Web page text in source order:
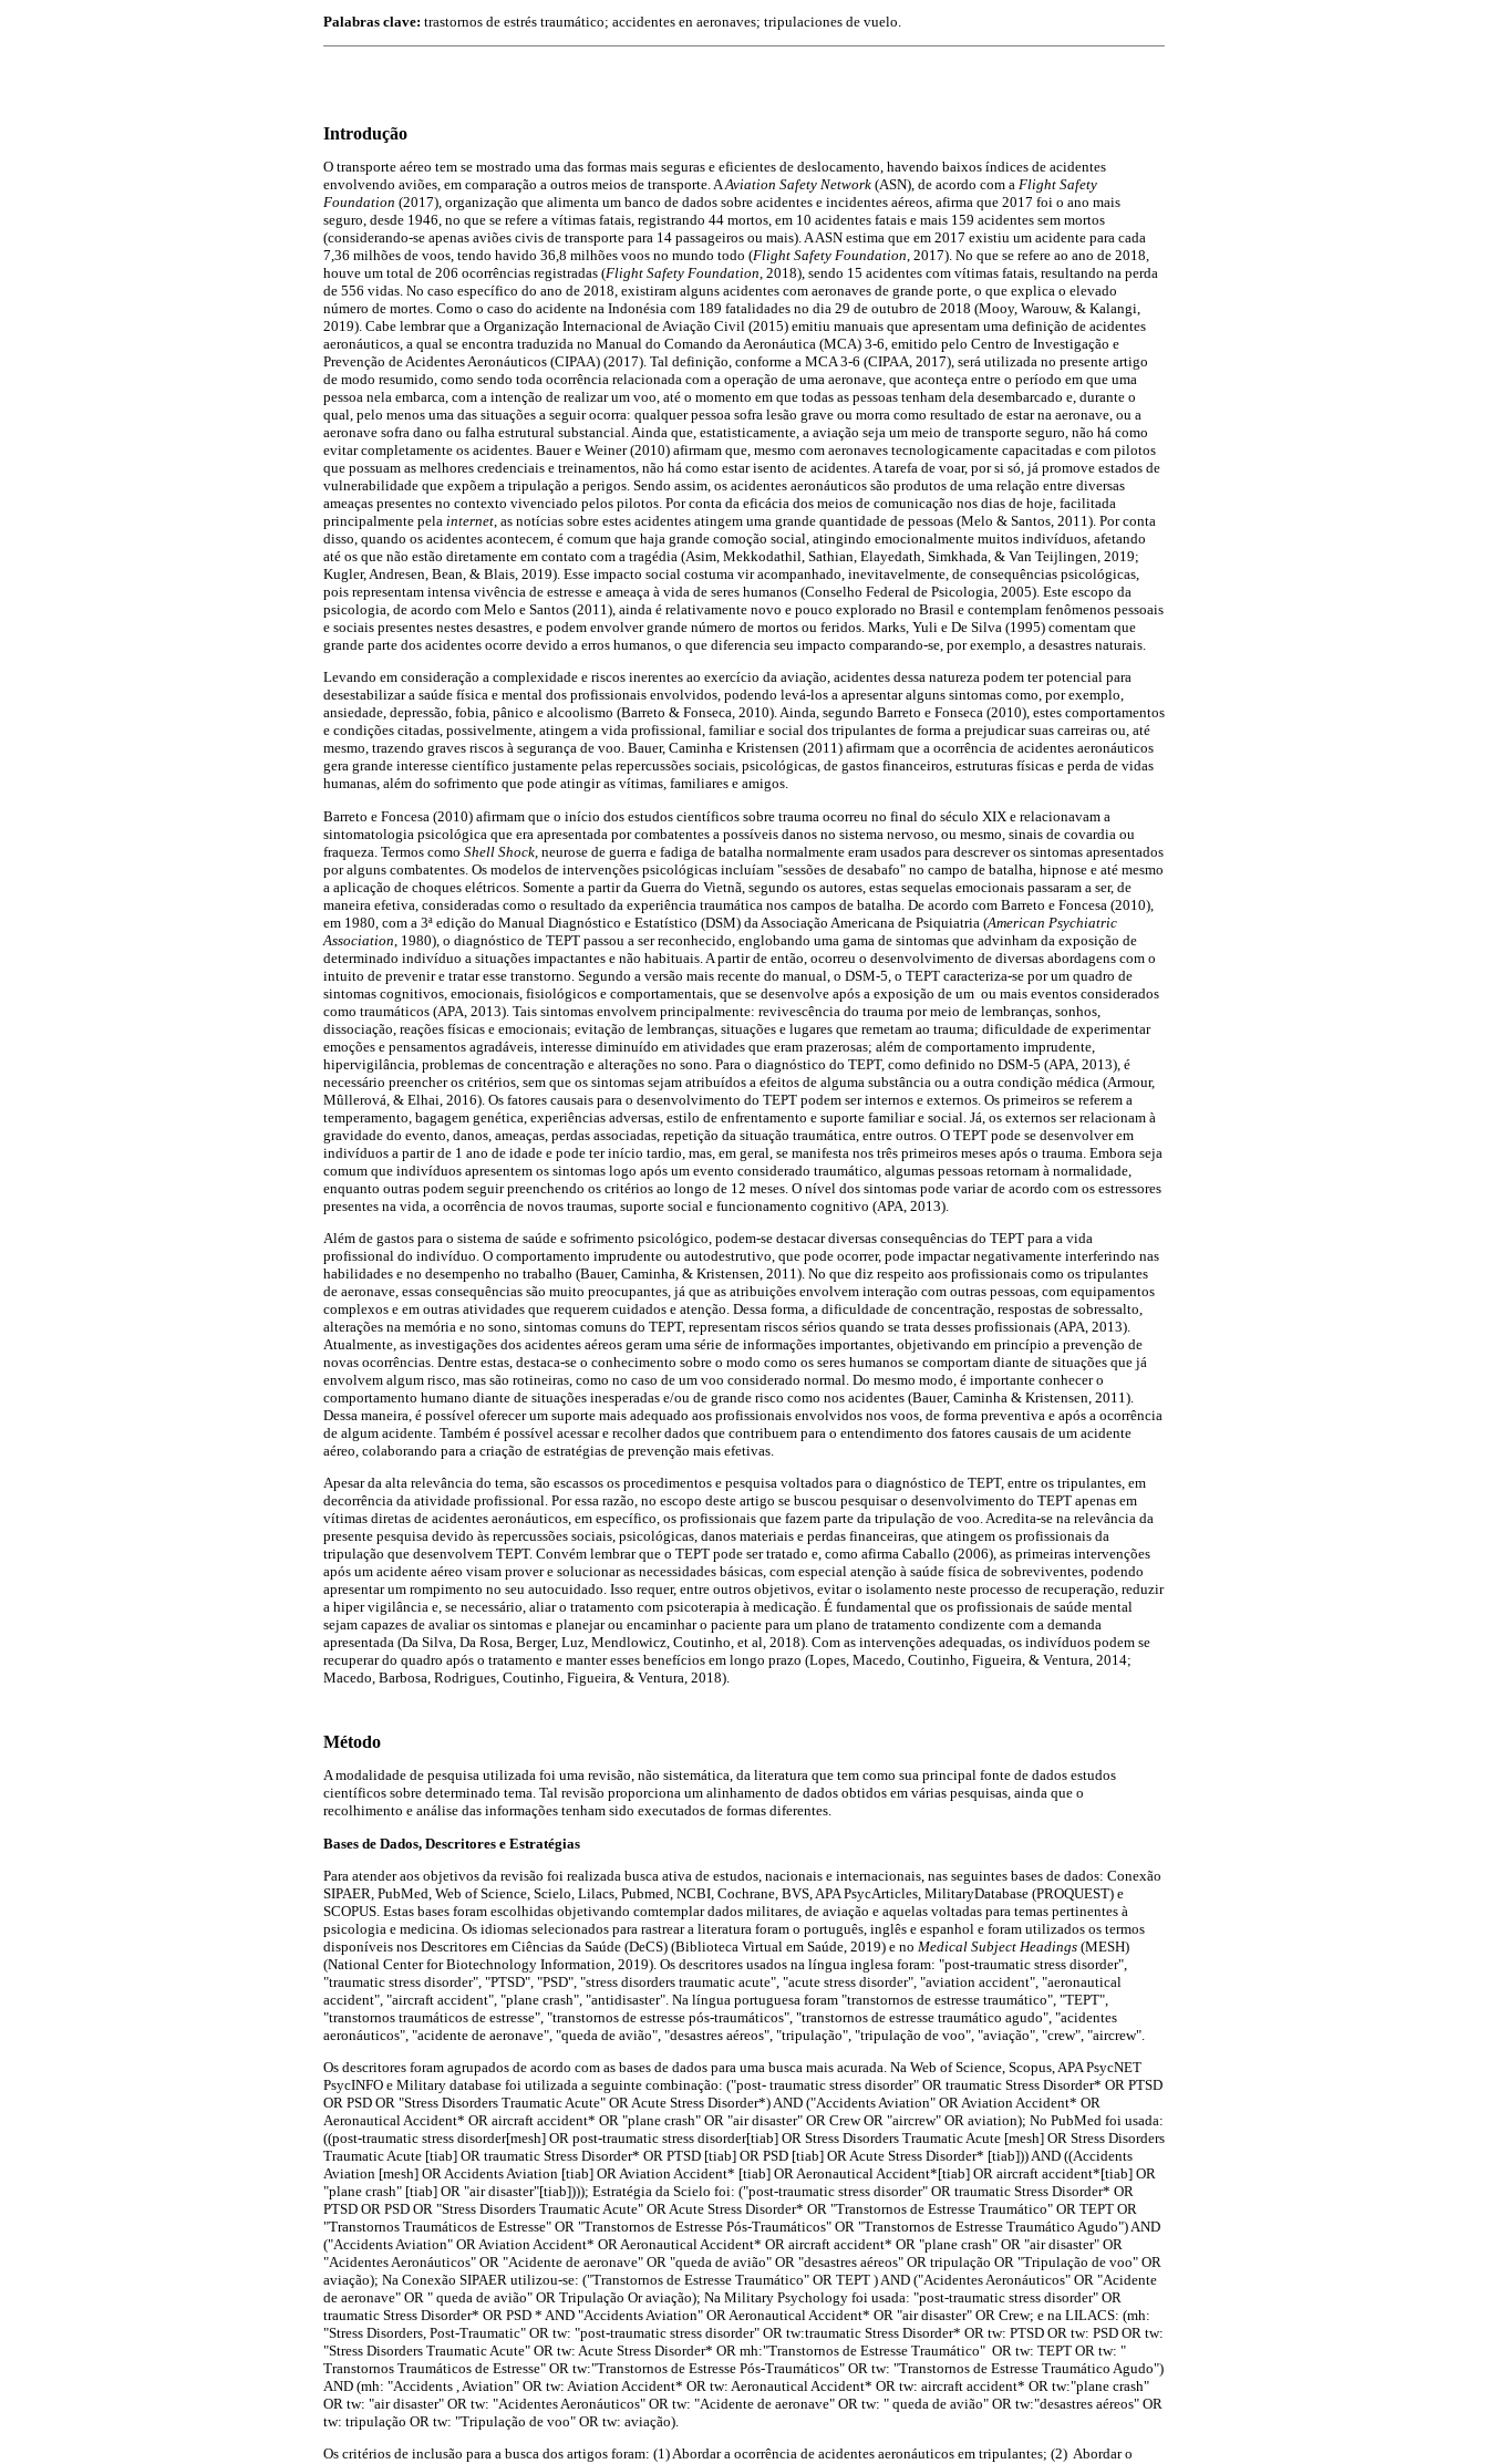
Palabras clave: trastornos de estrés traumático; accidentes en aeronaves; tripulaciones de vuelo.
Introdução
O transporte aéreo tem se mostrado uma das formas mais seguras e eficientes de deslocamento, havendo baixos índices de acidentes
envolvendo aviões, em comparação a outros meios de transporte. AAviation Safety Network (ASN), de acordo com a Flight Safety
Foundation (2017), organização que alimenta um banco de dados sobre acidentes e incidentes aéreos, afirma que 2017 foi o ano mais
seguro, desde 1946, no que se refere a vítimas fatais, registrando 44 mortos, em 10 acidentes fatais e mais 159 acidentes sem mortos
(considerando-se apenas aviões civis de transporte para 14 passageiros ou mais). A ASN estima que em 2017 existiu um acidente para cada
7,36 milhões de voos, tendo havido 36,8 milhões voos no mundo todo (Flight Safety Foundation, 2017). No que se refere ao ano de 2018,
houve um total de 206 ocorrências registradas (Flight Safety Foundation, 2018), sendo 15 acidentes com vítimas fatais, resultando na perda
de 556 vidas. No caso específico do ano de 2018, existiram alguns acidentes com aeronaves de grande porte, o que explica o elevado
número de mortes. Como o caso do acidente na Indonésia com 189 fatalidades no dia 29 de outubro de 2018 (Mooy, Warouw, & Kalangi,
2019). Cabe lembrar que a Organização Internacional de Aviação Civil (2015) emitiu manuais que apresentam uma definição de acidentes
aeronáuticos, a qual se encontra traduzida no Manual do Comando da Aeronáutica (MCA) 3-6, emitido pelo Centro de Investigação e
Prevenção de Acidentes Aeronáuticos (CIPAA) (2017). Tal definição, conforme a MCA 3-6 (CIPAA, 2017), será utilizada no presente artigo
de modo resumido, como sendo toda ocorrência relacionada com a operação de uma aeronave, que aconteça entre o período em que uma
pessoa nela embarca, com a intenção de realizar um voo, até o momento em que todas as pessoas tenham dela desembarcado e, durante o
qual, pelo menos uma das situações a seguir ocorra: qualquer pessoa sofra lesão grave ou morra como resultado de estar na aeronave, ou a
aeronave sofra dano ou falha estrutural substancial. Ainda que, estatisticamente, a aviação seja um meio de transporte seguro, não há como
evitar completamente os acidentes. Bauer e Weiner (2010) afirmam que, mesmo com aeronaves tecnologicamente capacitadas e com pilotos
que possuam as melhores credenciais e treinamentos, não há como estar isento de acidentes. A tarefa de voar, por si só, já promove estados de
vulnerabilidade que expõem a tripulação a perigos. Sendo assim, os acidentes aeronáuticos são produtos de uma relação entre diversas
ameaças presentes no contexto vivenciado pelos pilotos. Por conta da eficácia dos meios de comunicação nos dias de hoje, facilitada
principalmente pela internet, as notícias sobre estes acidentes atingem uma grande quantidade de pessoas (Melo & Santos, 2011). Por conta
disso, quando os acidentes acontecem, é comum que haja grande comoção social, atingindo emocionalmente muitos indivíduos, afetando
até os que não estão diretamente em contato com a tragédia (Asim, Mekkodathil, Sathian, Elayedath, Simkhada, & Van Teijlingen, 2019;
Kugler, Andresen, Bean, & Blais, 2019). Esse impacto social costuma vir acompanhado, inevitavelmente, de consequências psicológicas,
pois representam intensa vivência de estresse e ameaça à vida de seres humanos (Conselho Federal de Psicologia, 2005). Este escopo da
psicologia, de acordo com Melo e Santos (2011), ainda é relativamente novo e pouco explorado no Brasil e contemplam fenômenos pessoais
e sociais presentes nestes desastres, e podem envolver grande número de mortos ou feridos. Marks, Yuli e De Silva (1995) comentam que
grande parte dos acidentes ocorre devido a erros humanos, o que diferencia seu impacto comparando-se, por exemplo, a desastres naturais.
Levando em consideração a complexidade e riscos inerentes ao exercício da aviação, acidentes dessa natureza podem ter potencial para
desestabilizar a saúde física e mental dos profissionais envolvidos, podendo levá-los a apresentar alguns sintomas como, por exemplo,
ansiedade, depressão, fobia, pânico e alcoolismo (Barreto & Fonseca, 2010). Ainda, segundo Barreto e Fonseca (2010), estes comportamentos
e condições citadas, possivelmente, atingem a vida profissional, familiar e social dos tripulantes de forma a prejudicar suas carreiras ou, até
mesmo, trazendo graves riscos à segurança de voo. Bauer, Caminha e Kristensen (2011) afirmam que a ocorrência de acidentes aeronáuticos
gera grande interesse científico justamente pelas repercussões sociais, psicológicas, de gastos financeiros, estruturas físicas e perda de vidas
humanas, além do sofrimento que pode atingir as vítimas, familiares e amigos.
Barreto e Foncesa (2010) afirmam que o início dos estudos científicos sobre trauma ocorreu no final do século XIX e relacionavam a
sintomatologia psicológica que era apresentada por combatentes a possíveis danos no sistema nervoso, ou mesmo, sinais de covardia ou
fraqueza. Termos como Shell Shock , neurose de guerra e fadiga de batalha normalmente eram usados para descrever os sintomas apresentados
por alguns combatentes. Os modelos de intervenções psicológicas incluíam "sessões de desabafo" no campo de batalha, hipnose e até mesmo
a aplicação de choques elétricos. Somente a partir da Guerra do Vietnã, segundo os autores, estas sequelas emocionais passaram a ser, de
maneira efetiva, consideradas como o resultado da experiência traumática nos campos de batalha. De acordo com Barreto e Foncesa (2010),
em 1980, com a 3ª edição do Manual Diagnóstico e Estatístico (DSM) da Associação Americana de Psiquiatria (American Psychiatric
Association , 1980), o diagnóstico de TEPT passou a ser reconhecido, englobando uma gama de sintomas que advinham da exposição de
determinado indivíduo a situações impactantes e não habituais. A partir de então, ocorreu o desenvolvimento de diversas abordagens com o
intuito de prevenir e tratar esse transtorno. Segundo a versão mais recente do manual, o DSM-5, o TEPT caracteriza-se por um quadro de
sintomas cognitivos, emocionais, fisiológicos e comportamentais, que se desenvolve após a exposição de um ou mais eventos considerados
como traumáticos (APA, 2013). Tais sintomas envolvem principalmente: revivescência do trauma por meio de lembranças, sonhos,
dissociação, reações físicas e emocionais; evitação de lembranças, situações e lugares que remetam ao trauma; dificuldade de experimentar
emoções e pensamentos agradáveis, interesse diminuído em atividades que eram prazerosas; além de comportamento imprudente,
hipervigilância, problemas de concentração e alterações no sono. Para o diagnóstico do TEPT, como definido no DSM-5 (APA, 2013), é
necessário preencher os critérios, sem que os sintomas sejam atribuídos a efeitos de alguma substância ou a outra condição médica (Armour,
Mûllerová, & Elhai, 2016). Os fatores causais para o desenvolvimento do TEPT podem ser internos e externos. Os primeiros se referem a
temperamento, bagagem genética, experiências adversas, estilo de enfrentamento e suporte familiar e social. Já, os externos ser relacionam à
gravidade do evento, danos, ameaças, perdas associadas, repetição da situação traumática, entre outros. O TEPT pode se desenvolver em
indivíduos a partir de 1 ano de idade e pode ter início tardio, mas, em geral, se manifesta nos três primeiros meses após o trauma. Embora seja
comum que indivíduos apresentem os sintomas logo após um evento considerado traumático, algumas pessoas retornam à normalidade,
enquanto outras podem seguir preenchendo os critérios ao longo de 12 meses. O nível dos sintomas pode variar de acordo com os estressores
presentes na vida, a ocorrência de novos traumas, suporte social e funcionamento cognitivo (APA, 2013).
Além de gastos para o sistema de saúde e sofrimento psicológico, podem-se destacar diversas consequências do TEPT para a vida
profissional do indivíduo. O comportamento imprudente ou autodestrutivo, que pode ocorrer, pode impactar negativamente interferindo nas
habilidades e no desempenho no trabalho (Bauer, Caminha, & Kristensen, 2011). No que diz respeito aos profissionais como os tripulantes
de aeronave, essas consequências são muito preocupantes, já que as atribuições envolvem interação com outras pessoas, com equipamentos
complexos e em outras atividades que requerem cuidados e atenção. Dessa forma, a dificuldade de concentração, respostas de sobressalto,
alterações na memória e no sono, sintomas comuns do TEPT, representam riscos sérios quando se trata desses profissionais (APA, 2013).
Atualmente, as investigações dos acidentes aéreos geram uma série de informações importantes, objetivando em princípio a prevenção de
novas ocorrências. Dentre estas, destaca-se o conhecimento sobre o modo como os seres humanos se comportam diante de situações que já
envolvem algum risco, mas são rotineiras, como no caso de um voo considerado normal. Do mesmo modo, é importante conhecer o
comportamento humano diante de situações inesperadas e/ou de grande risco como nos acidentes (Bauer, Caminha & Kristensen, 2011).
Dessa maneira, é possível oferecer um suporte mais adequado aos profissionais envolvidos nos voos, de forma preventiva e após a ocorrência
de algum acidente. Também é possível acessar e recolher dados que contribuem para o entendimento dos fatores causais de um acidente
aéreo, colaborando para a criação de estratégias de prevenção mais efetivas.
Apesar da alta relevância do tema, são escassos os procedimentos e pesquisa voltados para o diagnóstico de TEPT, entre os tripulantes, em
decorrência da atividade profissional. Por essa razão, no escopo deste artigo se buscou pesquisar o desenvolvimento do TEPT apenas em
vítimas diretas de acidentes aeronáuticos, em específico, os profissionais que fazem parte da tripulação de voo. Acredita-se na relevância da
presente pesquisa devido às repercussões sociais, psicológicas, danos materiais e perdas financeiras, que atingem os profissionais da
tripulação que desenvolvem TEPT. Convém lembrar que o TEPT pode ser tratado e, como afirma Caballo (2006), as primeiras intervenções
após um acidente aéreo visam prover e solucionar as necessidades básicas, com especial atenção à saúde física de sobreviventes, podendo
apresentar um rompimento no seu autocuidado. Isso requer, entre outros objetivos, evitar o isolamento neste processo de recuperação, reduzir
a hiper vigilância e, se necessário, aliar o tratamento com psicoterapia à medicação. É fundamental que os profissionais de saúde mental
sejam capazes de avaliar os sintomas e planejar ou encaminhar o paciente para um plano de tratamento condizente com a demanda
apresentada (Da Silva, Da Rosa, Berger, Luz, Mendlowicz, Coutinho, et al, 2018). Com as intervenções adequadas, os indivíduos podem se
recuperar do quadro após o tratamento e manter esses benefícios em longo prazo (Lopes, Macedo, Coutinho, Figueira, & Ventura, 2014;
Macedo, Barbosa, Rodrigues, Coutinho, Figueira, & Ventura, 2018).
Método
A modalidade de pesquisa utilizada foi uma revisão, não sistemática, da literatura que tem como sua principal fonte de dados estudos
científicos sobre determinado tema. Tal revisão proporciona um alinhamento de dados obtidos em várias pesquisas, ainda que o
recolhimento e análise das informações tenham sido executados de formas diferentes.
Bases de Dados, Descritores e Estratégias
Para atender aos objetivos da revisão foi realizada busca ativa de estudos, nacionais e internacionais, nas seguintes bases de dados: Conexão
SIPAER, PubMed, Web of Science, Scielo, Lilacs, Pubmed, NCBI, Cochrane, BVS, APA PsycArticles, MilitaryDatabase (PROQUEST) e
SCOPUS. Estas bases foram escolhidas objetivando comtemplar dados militares, de aviação e aquelas voltadas para temas pertinentes à
psicologia e medicina. Os idiomas selecionados para rastrear a literatura foram o português, inglês e espanhol e foram utilizados os termos
disponíveis nos Descritores em Ciências da Saúde (DeCS) (Biblioteca Virtual em Saúde, 2019) e no Medical Subject Headings (MESH)
(National Center for Biotechnology Information, 2019). Os descritores usados na língua inglesa foram: "post-traumatic stress disorder",
"traumatic stress disorder", "PTSD", "PSD", "stress disorders traumatic acute", "acute stress disorder", "aviation accident", "aeronautical
accident", "aircraft accident", "plane crash", "antidisaster". Na língua portuguesa foram "transtornos de estresse traumático", "TEPT",
"transtornos traumáticos de estresse", "transtornos de estresse pós-traumáticos", "transtornos de estresse traumático agudo", "acidentes
aeronáuticos", "acidente de aeronave", "queda de avião", "desastres aéreos", "tripulação", "tripulação de voo", "aviação", "crew", "aircrew".
Os descritores foram agrupados de acordo com as bases de dados para uma busca mais acurada. Na Web of Science, Scopus, APA PsycNET
PsycINFO e Military database foi utilizada a seguinte combinação: ("post- traumatic stress disorder" OR traumatic Stress Disorder* OR PTSD
OR PSD OR "Stress Disorders Traumatic Acute" OR Acute Stress Disorder*) AND ("Accidents Aviation" OR Aviation Accident* OR
Aeronautical Accident* OR aircraft accident* OR "plane crash" OR "air disaster" OR Crew OR "aircrew" OR aviation); No PubMed foi usada:
((post-traumatic stress disorder[mesh] OR post-traumatic stress disorder[tiab] OR Stress Disorders Traumatic Acute [mesh] OR Stress Disorders
Traumatic Acute [tiab] OR traumatic Stress Disorder* OR PTSD [tiab] OR PSD [tiab] OR Acute Stress Disorder* [tiab])) AND ((Accidents
Aviation [mesh] OR Accidents Aviation [tiab] OR Aviation Accident* [tiab] OR Aeronautical Accident*[tiab] OR aircraft accident*[tiab] OR
"plane crash" [tiab] OR "air disaster"[tiab]))); Estratégia da Scielo foi: ("post-traumatic stress disorder" OR traumatic Stress Disorder* OR
PTSD OR PSD OR "Stress Disorders Traumatic Acute" OR Acute Stress Disorder* OR "Transtornos de Estresse Traumático" OR TEPT OR
"Transtornos Traumáticos de Estresse" OR "Transtornos de Estresse Pós-Traumáticos" OR "Transtornos de Estresse Traumático Agudo") AND
("Accidents Aviation" OR Aviation Accident* OR Aeronautical Accident* OR aircraft accident* OR "plane crash" OR "air disaster" OR
"Acidentes Aeronáuticos" OR "Acidente de aeronave" OR "queda de avião" OR "desastres aéreos" OR tripulação OR "Tripulação de voo" OR
aviação); Na Conexão SIPAER utilizou-se: ("Transtornos de Estresse Traumático" OR TEPT ) AND ("Acidentes Aeronáuticos" OR "Acidente
de aeronave" OR " queda de avião" OR Tripulação Or aviação); Na Military Psychology foi usada: "post-traumatic stress disorder" OR
traumatic Stress Disorder* OR PSD * AND "Accidents Aviation" OR Aeronautical Accident* OR "air disaster" OR Crew; e na LILACS: (mh:
"Stress Disorders, Post-Traumatic" OR tw: "post-traumatic stress disorder" OR tw:traumatic Stress Disorder* OR tw: PTSD OR tw: PSD OR tw:
"Stress Disorders Traumatic Acute" OR tw: Acute Stress Disorder* OR mh:"Transtornos de Estresse Traumático" OR tw: TEPT OR tw: "
Transtornos Traumáticos de Estresse" OR tw:"Transtornos de Estresse Pós-Traumáticos" OR tw: "Transtornos de Estresse Traumático Agudo")
AND (mh: "Accidents , Aviation" OR tw: Aviation Accident* OR tw: Aeronautical Accident* OR tw: aircraft accident* OR tw:"plane crash"
OR tw: "air disaster" OR tw: "Acidentes Aeronáuticos" OR tw: "Acidente de aeronave" OR tw: " queda de avião" OR tw:"desastres aéreos" OR
tw: tripulação OR tw: "Tripulação de voo" OR tw: aviação).
Os critérios de inclusão para a busca dos artigos foram: (1) Abordar a ocorrência de acidentes aeronáuticos em tripulantes; (2) Abordar o